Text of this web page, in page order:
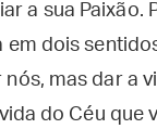
a sua Paixão.
em dois
mas dar a
do Céu que